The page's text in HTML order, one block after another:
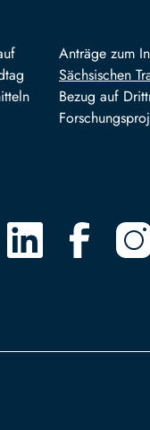
Anträge zum
Sächsischen
Bezug auf